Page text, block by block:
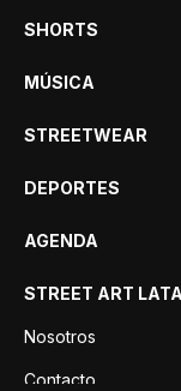
SHORTS
MÚSICA
STREETWEAR
DEPORTES
AGENDA
STREET ART
Nosotros
Contacto